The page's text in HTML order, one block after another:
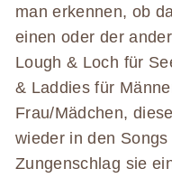
man erkennen, ob
einen oder der
Lough & Loch für
& Laddies für
Frau/Mädchen,
wieder in den
Zungenschlag sie